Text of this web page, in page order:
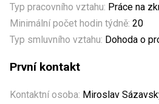
Typ pracovního vztahu: Práce na
Minimální počet hodin týdně: 20
Typ smluvního vztahu: Dohoda o
První kontakt
Kontaktní osoba: Miroslav